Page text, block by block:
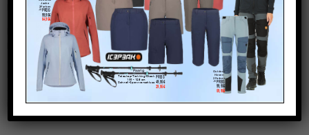
Datenschutz-Grundverordnung (DSGVO)
Frütel Sport und Spiel Olsberg GmbH & Co.KG
Mercklinghausstraße 13-17
59557 Lippstadt
492941 200-0
info@sbzentralmarkt.de